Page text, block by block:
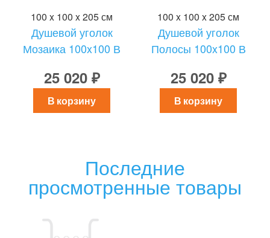
100 x 100 x 205 см
Душевой уголок
Мозаика 100x100 В
25 020 ₽
В корзину
100 x 100 x 205 см
Душевой уголок
Полосы 100x100 В
25 020 ₽
В корзину
Последние
просмотренные товары